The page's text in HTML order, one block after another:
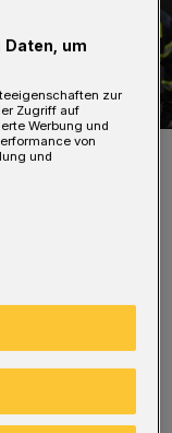
in den
der
um
zur
Zugriff auf
Werbung und
von
und